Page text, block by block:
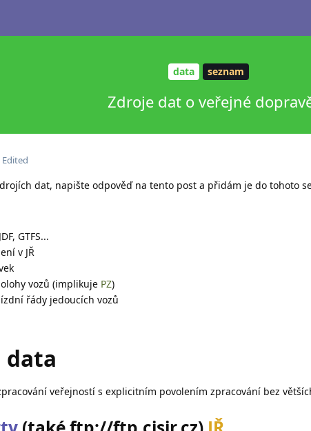
data seznam
Zdroje dat o veřejné
Edited
dat, napište odpověď na tento post a přidám je do tohoto
GTFS...
v JŘ
vozů (implikuje PZ)
řády jedoucích vozů
data
veřejností s explicitním povolením zpracování bez